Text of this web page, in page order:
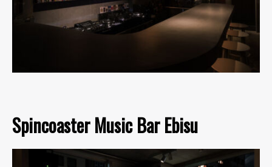
Spincoaster Music Bar Ebisu